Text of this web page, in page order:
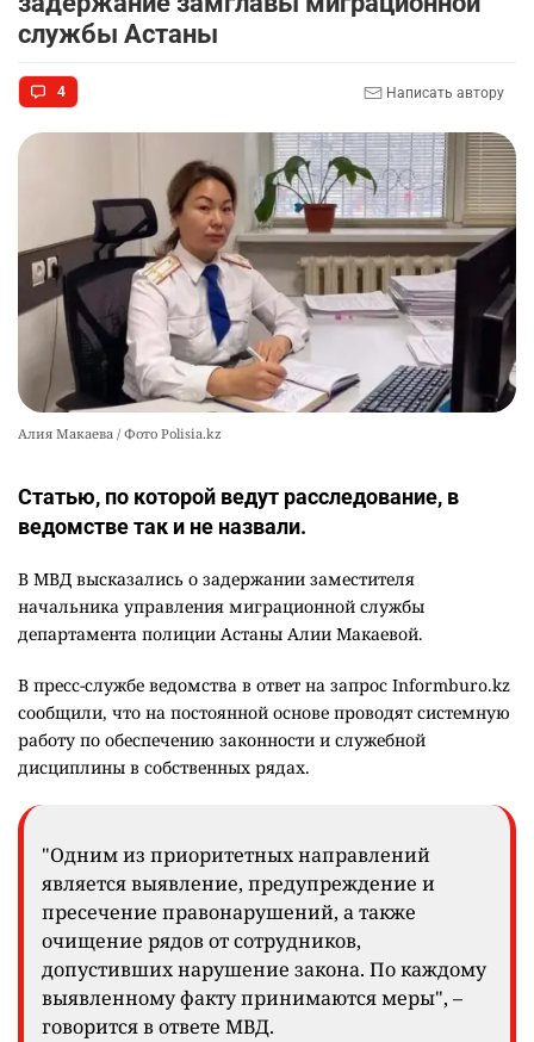
2265 7 71
9
⚠️ Доброе утро, друзья! Предлагаем обзор
главных новостей за 4 августа
2533 0
службы Астаны
4 Написать автору
Алия Макаева / Фото Polisia.kz
Статью, по которой ведут расследование, в
ведомстве так и не назвали.
В МВД высказались о задержании заместителя
начальника управления миграционной службы
департамента полиции Астаны Алии Макаевой.
В пресс-службе ведомства в ответ на запрос Informburo.kz
сообщили, что на постоянной основе проводят системную
работу по обеспечению законности и служебной
дисциплины в собственных рядах.
"Одним из приоритетных направлений
является выявление, предупреждение и
пресечение правонарушений, а также
очищение рядов от сотрудников,
допустивших нарушение закона. По каждому
выявленному факту принимаются меры", –
говорится в ответе МВД.